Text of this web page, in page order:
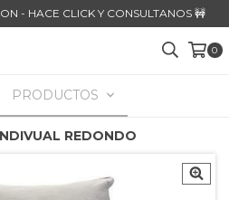
- HACE CLICK Y CONSULTANOS 🚧
0
PRODUCTOS
REDONDO